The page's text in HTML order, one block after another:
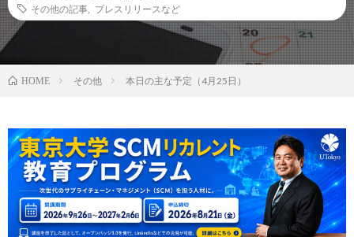
その他の記事
プレスリリースなど
HOME その他 本日の主な予定（4月25日）